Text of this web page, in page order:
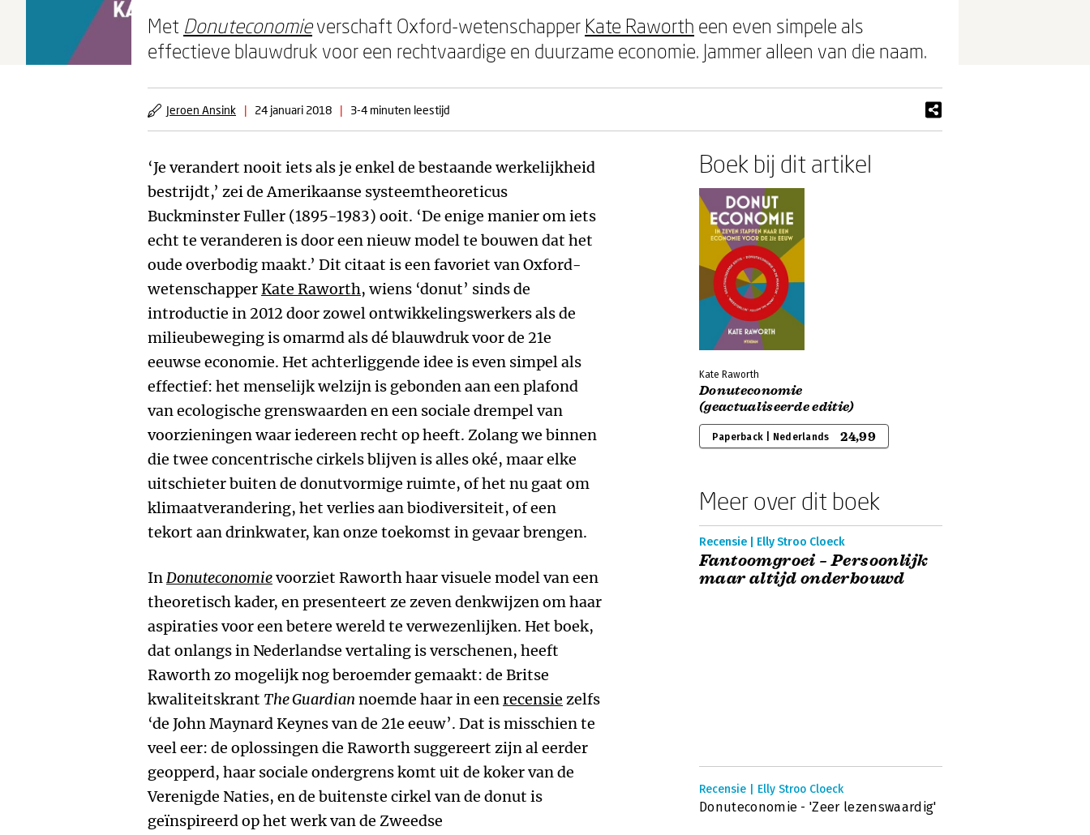
Met Donuteconomieverschaft Oxford-wetenschapper Kate Raworth een even simpele als
effectieve blauwdruk voor een rechtvaardige en duurzame economie. Jammer alleen van die naam.
Jeroen Ansink | 24 januari 2018 | 3-4 minuten leestijd
‘Je verandert nooit iets als je enkel de bestaande werkelijkheid
bestrijdt,’ zei de Amerikaanse systeemtheoreticus
Buckminster Fuller (1895-1983) ooit. ‘De enige manier om iets
echt te veranderen is door een nieuw model te bouwen dat het
oude overbodig maakt.’ Dit citaat is een favoriet van Oxford-
wetenschapperKate Raworth, wiens ‘donut’ sinds de
introductie in 2012 door zowel ontwikkelingswerkers als de
milieubeweging is omarmd als dé blauwdruk voor de 21e
eeuwse economie. Het achterliggende idee is even simpel als
effectief: het menselijk welzijn is gebonden aan een plafond
van ecologische grenswaarden en een sociale drempel van
voorzieningen waar iedereen recht op heeft. Zolang we binnen
die twee concentrische cirkels blijven is alles oké, maar elke
uitschieter buiten de donutvormige ruimte, of het nu gaat om
klimaatverandering, het verlies aan biodiversiteit, of een
tekort aan drinkwater, kan onze toekomst in gevaar brengen.
InDonuteconomievoorziet Raworth haar visuele model van een
theoretisch kader, en presenteert ze zeven denkwijzen om haar
aspiraties voor een betere wereld te verwezenlijken. Het boek,
dat onlangs in Nederlandse vertaling is verschenen, heeft
Raworth zo mogelijk nog beroemder gemaakt: de Britse
kwaliteitskrant The Guardian noemde haar in eenrecensie zelfs
‘de John Maynard Keynes van de 21e eeuw’. Dat is misschien te
veel eer: de oplossingen die Raworth suggereert zijn al eerder
geopperd, haar sociale ondergrens komt uit de koker van de
Verenigde Naties, en de buitenste cirkel van de donut is
geïnspireerd op het werk van de Zweedse
Boek bij dit artikel
Kate Raworth
Donuteconomie
(geactualiseerde editie)
Paperback | Nederlands 24,99
Meer over dit boek
Recensie | Elly Stroo Cloeck
Fantoomgroei – Persoonlijk
maar altijd onderbouwd
Recensie | Elly Stroo Cloeck
Donuteconomie - 'Zeer lezenswaardig'